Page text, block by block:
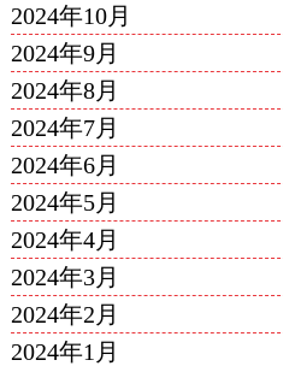
2024年10月
2024年9月
2024年8月
2024年7月
2024年6月
2024年5月
2024年4月
2024年3月
2024年2月
2024年1月